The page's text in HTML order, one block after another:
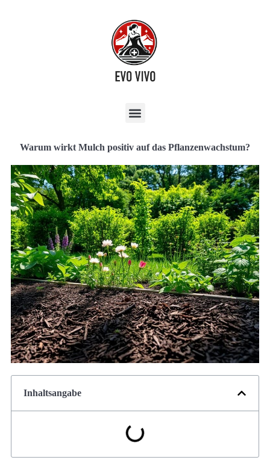
Warum wirkt Mulch positiv auf das Pflanzenwachstum?
Inhaltsangabe